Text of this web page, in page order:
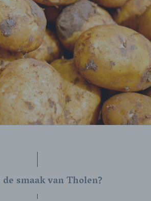
smaak van Tholen?